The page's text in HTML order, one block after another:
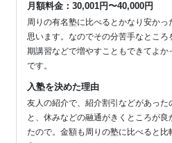
月額料金：30,001円〜40,000円
周りの有名塾に比べるとかなり安かっ
思います。なのでその分苦手なところ
期講習などで増やすこともできてよか
です。
入塾を決めた理由
友人の紹介で、紹介割引などがあった
と、休みなどの融通がきくところが良
たので。金額も周りの塾に比べると比